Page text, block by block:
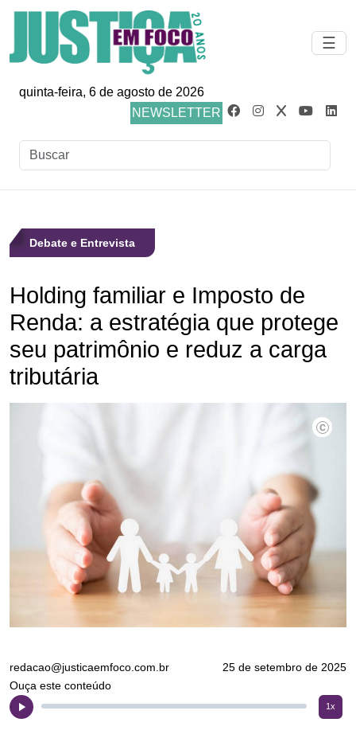
☰
quinta-feira, 6 de agosto de 2026
NEWSLETTER
Debate e Entrevista
Holding familiar e Imposto de
Renda: a estratégia que protege
seu patrimônio e reduz a carga
tributária
redacao@justicaemfoco.com.br
25 de setembro de 2025
Ouça este conteúdo
1x